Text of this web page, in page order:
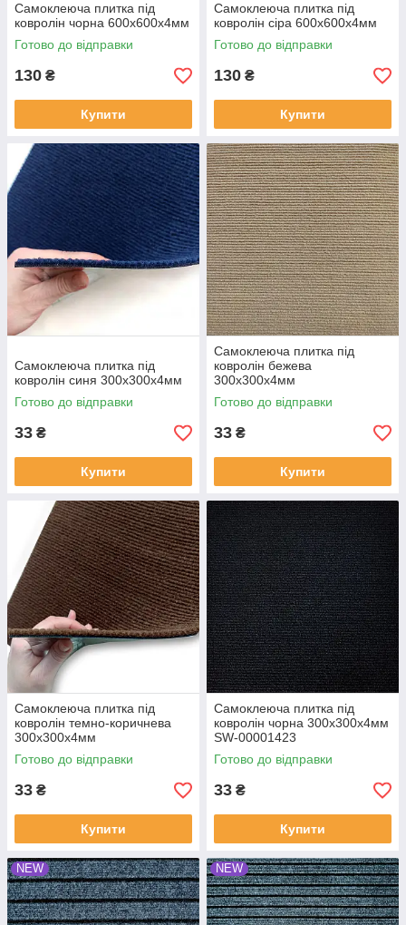
Самоклеюча плитка під
ковролін чорна 600х600х4мм
Готово до відправки
130 ₴
Купити
Самоклеюча плитка під
ковролін сіра 600х600х4мм
Готово до відправки
130 ₴
Купити
Самоклеюча плитка під
ковролін синя 300х300х4мм
Готово до відправки
33 ₴
Купити
Самоклеюча плитка під
ковролін бежева
300х300х4мм
Готово до відправки
33 ₴
Купити
Самоклеюча плитка під
ковролін темно-коричнева
300х300х4мм
Готово до відправки
33 ₴
Купити
Самоклеюча плитка під
ковролін чорна 300х300х4мм
SW-00001423
Готово до відправки
33 ₴
Купити
NEW NEW